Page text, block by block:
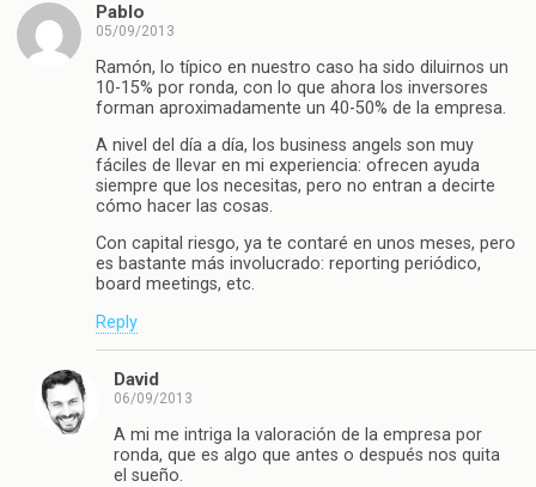
Pablo
05/09/2013
Ramón, lo típico en nuestro caso ha sido diluirnos un
10-15% por ronda, con lo que ahora los inversores
forman aproximadamente un 40-50% de la empresa.
A nivel del día a día, los business angels son muy
fáciles de llevar en mi experiencia: ofrecen ayuda
siempre que los necesitas, pero no entran a decirte
cómo hacer las cosas.
Con capital riesgo, ya te contaré en unos meses, pero
es bastante más involucrado: reporting periódico,
board meetings, etc.
Reply
David
06/09/2013
A mi me intriga la valoración de la empresa por
ronda, que es algo que antes o después nos quita
el sueño.